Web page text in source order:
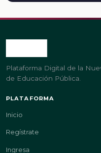
Plataforma Digital de la
de Educación Pública.
PLATAFORMA
Inicio
Regístrate
Ingresa